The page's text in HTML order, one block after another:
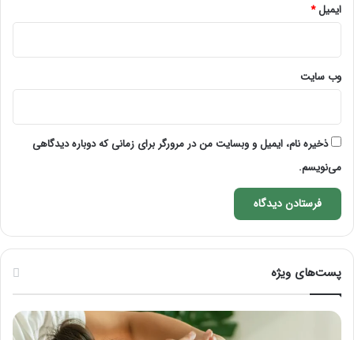
ایمیل*
وب‌ سایت
ذخیره نام، ایمیل و وبسایت من در مرورگر برای زمانی که دوباره دیدگاهی
می‌نویسم.
پست‌های ویژه
ماساژ